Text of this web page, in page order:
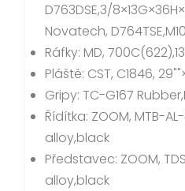
D763DSE,3/
Novatech,
Ráfky: MD,
Pláště: CST, C1846,
Gripy: TC-G167
Řídítka: ZOOM, MTB-
alloy,black
Představec: ZOOM,
alloy,black